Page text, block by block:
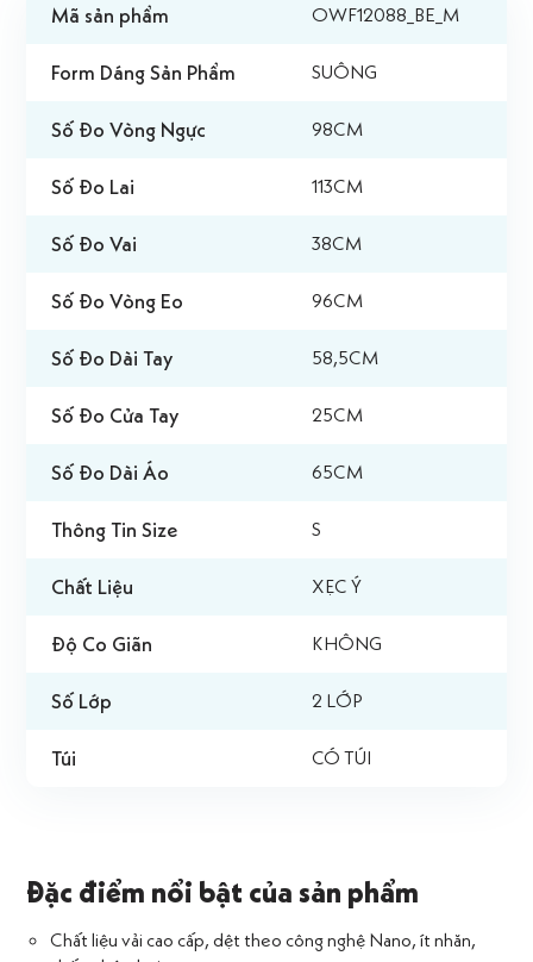
Mã sản phẩm OWF12088_BE_M
Form Dáng Sản Phẩm SUÔNG
Số Đo Vòng Ngực 98CM
Số Đo Lai 113CM
Số Đo Vai 38CM
Số Đo Vòng Eo 96CM
Số Đo Dài Tay 58,5CM
Số Đo Cửa Tay 25CM
Số Đo Dài Áo 65CM
Thông Tin Size S
Chất Liệu XẸC Ý
Độ Co Giãn KHÔNG
Số Lớp 2 LỚP
Túi CÓ TÚI
Đặc điểm nổi bật của sản phẩm
Chất liệu vải cao cấp, dệt theo công nghệ Nano, ít nhăn,